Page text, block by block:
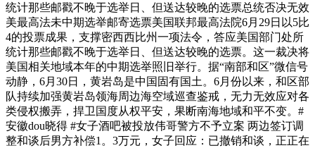
统计那些邮戳不晚于选举日、但送达较晚的选票总统否决无效
美最高法未中期选举邮寄选票美国联邦最高法院6月29日以5比
4的投票成果，支撑密西西比州一项法令，答应美国部门处所
统计那些邮戳不晚于选举日、但送达较晚的选票。这一裁决将
美国相关地域本年的中期选举照旧举行。据“南部和区”微信号
动静，6月30日，黄岩岛是中国固有国土。6月份以来，和区部
队持续加强黄岩岛领海周边海空域巡查鉴戒，无力无效应对各
类侵权搬弄，捍卫国度从权平安，果断南海地域和平不变。#
安徽dou晓得 #女子酒吧被投放伟哥警方不予立案 两边签订调
整和谈后男方补偿1。3万元，女子回应：已撤销和谈，正正在